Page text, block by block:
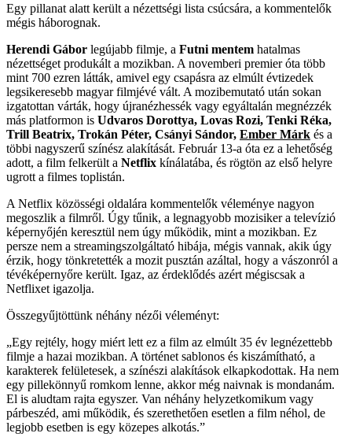
Egy pillanat alatt került a nézettségi lista csúcsára, a kommentelők
mégis háborognak.
Herendi Gábor legújabb filmje, a Futni mentem hatalmas
nézettséget produkált a mozikban. A novemberi premier óta több
mint 700 ezren látták, amivel egy csapásra az elmúlt évtizedek
legsikeresebb magyar filmjévé vált. A mozibemutató után sokan
izgatottan várták, hogy újranézhessék vagy egyáltalán megnézzék
más platformon is Udvaros Dorottya, Lovas Rozi, Tenki Réka,
Trill Beatrix, Trokán Péter, Csányi Sándor, Ember Márk és a
többi nagyszerű színész alakítását. Február 13-a óta ez a lehetőség
adott, a film felkerült a Netflix kínálatába, és rögtön az első helyre
ugrott a filmes toplistán.
A Netflix közösségi oldalára kommentelők véleménye nagyon
megoszlik a filmről. Úgy tűnik, a legnagyobb mozisiker a televízió
képernyőjén keresztül nem úgy működik, mint a mozikban. Ez
persze nem a streamingszolgáltató hibája, mégis vannak, akik úgy
érzik, hogy tönkretették a mozit pusztán azáltal, hogy a vászonról a
tévéképernyőre került. Igaz, az érdeklődés azért mégiscsak a
Netflixet igazolja.
Összegyűjtöttünk néhány nézői véleményt:
„Egy rejtély, hogy miért lett ez a film az elmúlt 35 év legnézettebb
filmje a hazai mozikban. A történet sablonos és kiszámítható, a
karakterek felületesek, a színészi alakítások elkapkodottak. Ha nem
egy pillekönnyű romkom lenne, akkor még naivnak is mondanám.
El is aludtam rajta egyszer. Van néhány helyzetkomikum vagy
párbeszéd, ami működik, és szerethetően esetlen a film néhol, de
legjobb esetben is egy közepes alkotás.”